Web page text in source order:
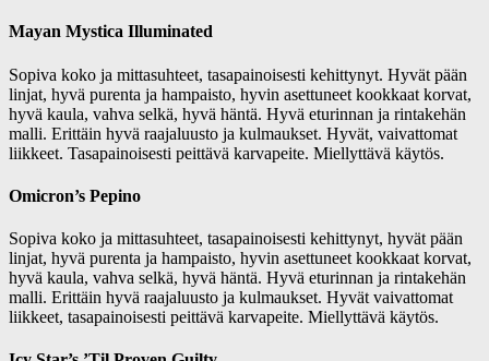
Mayan Mystica Illuminated
Sopiva koko ja mittasuhteet, tasapainoisesti kehittynyt. Hyvät pään
linjat, hyvä purenta ja hampaisto, hyvin asettuneet kookkaat korvat,
hyvä kaula, vahva selkä, hyvä häntä. Hyvä eturinnan ja rintakehän
malli. Erittäin hyvä raajaluusto ja kulmaukset. Hyvät, vaivattomat
liikkeet. Tasapainoisesti peittävä karvapeite. Miellyttävä käytös.
Omicron’s Pepino
Sopiva koko ja mittasuhteet, tasapainoisesti kehittynyt, hyvät pään
linjat, hyvä purenta ja hampaisto, hyvin asettuneet kookkaat korvat,
hyvä kaula, vahva selkä, hyvä häntä. Hyvä eturinnan ja rintakehän
malli. Erittäin hyvä raajaluusto ja kulmaukset. Hyvät vaivattomat
liikkeet, tasapainoisesti peittävä karvapeite. Miellyttävä käytös.